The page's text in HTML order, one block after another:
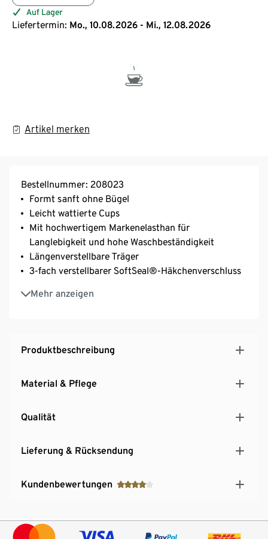
Auf Lager
Liefertermin: Mo., 10.08.2026 - Mi., 12.08.2026
Artikel merken
Bestellnummer: 208023
Formt sanft ohne Bügel
Leicht wattierte Cups
Mit hochwertigem Markenelasthan für
Langlebigkeit und hohe Waschbeständigkeit
Längenverstellbare Träger
3-fach verstellbarer SoftSeal®-Häkchenverschluss
Mehr anzeigen
Mit Bio-Baumwolle
Produktbeschreibung
Material & Pflege
Qualität
Lieferung & Rücksendung
Kundenbewertungen